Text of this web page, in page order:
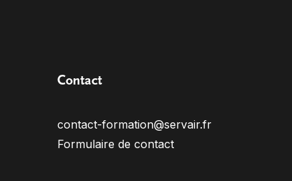
Contact
contact-formation@servair.fr
Formulaire de contact